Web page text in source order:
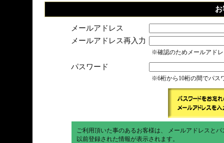
メールアドレス
メールアドレス再入力
※確認のためメールアド
パスワード
※6桁から10桁の間でパス
ご利用頂いた事のあるお客様は、 メールアドレスと
以前登録された情報が表示されます。